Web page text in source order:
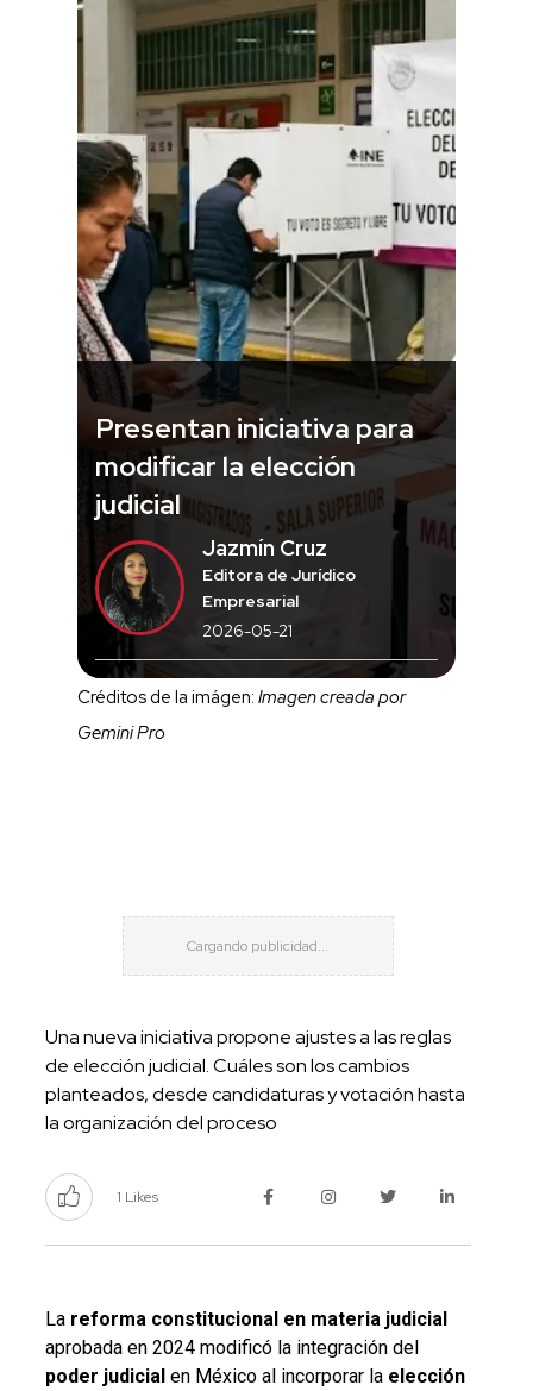
Presentan iniciativa para
modificar la elección
judicial
Jazmín Cruz
Editora de Jurídico
Empresarial
2026-05-21
Créditos de la imágen: Imagen creada por
Gemini Pro
Una nueva iniciativa propone ajustes a las reglas
de elección judicial. Cuáles son los cambios
planteados, desde candidaturas y votación hasta
la organización del proceso
1 Likes
La reforma constitucional en materia judicial
aprobada en 2024 modificó la integración del
poder judicialen México al incorporar la elección